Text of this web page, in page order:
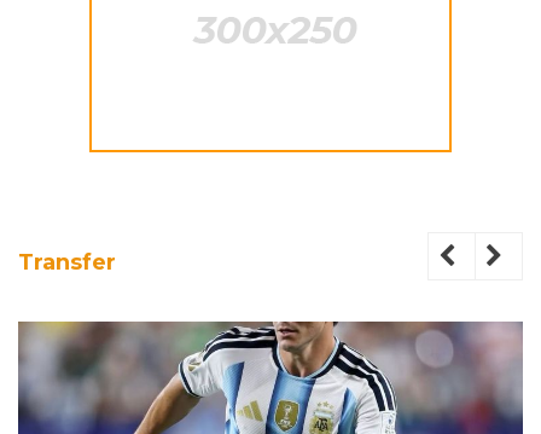
Transfer